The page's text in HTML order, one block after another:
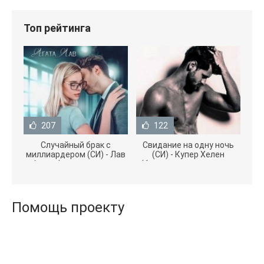
Топ рейтинга
207
Случайный брак с
миллиардером (СИ) - Лав
Агата (полная версия
122
Свидание на одну ночь
(СИ) - Купер Хелен
(бесплатные серии книг
Помощь проекту